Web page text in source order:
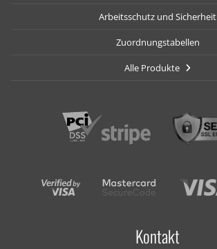
Arbeitsschutz und Sicherheit
Zuordnungstabellen
Alle Produkte
Kontakt